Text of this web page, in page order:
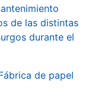
de las distintas
durante el
de papel